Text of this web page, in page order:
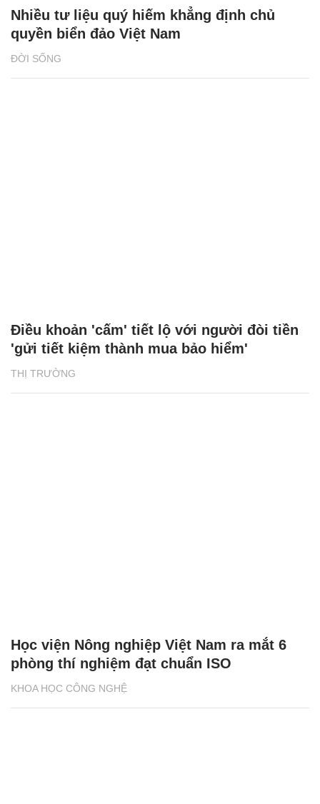
ĐỜI SỐNG
Nhiều tư liệu quý hiếm khẳng định chủ
quyền biển đảo Việt Nam
THỊ TRƯỜNG
Điều khoản 'cấm' tiết lộ với người đòi tiền
'gửi tiết kiệm thành mua bảo hiểm'
KHOA HỌC CÔNG NGHỆ
Học viện Nông nghiệp Việt Nam ra mắt 6
phòng thí nghiệm đạt chuẩn ISO